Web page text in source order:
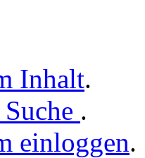
Inhalt.
.
einloggen.